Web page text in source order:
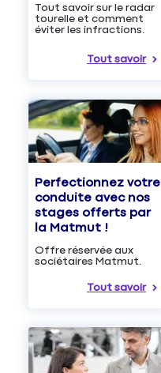
Tout savoir sur le radar
tourelle et comment
éviter les infractions.
Tout savoir
Perfectionnez votre
conduite avec nos
stages offerts par
la Matmut !
Offre réservée aux
sociétaires Matmut.
Tout savoir